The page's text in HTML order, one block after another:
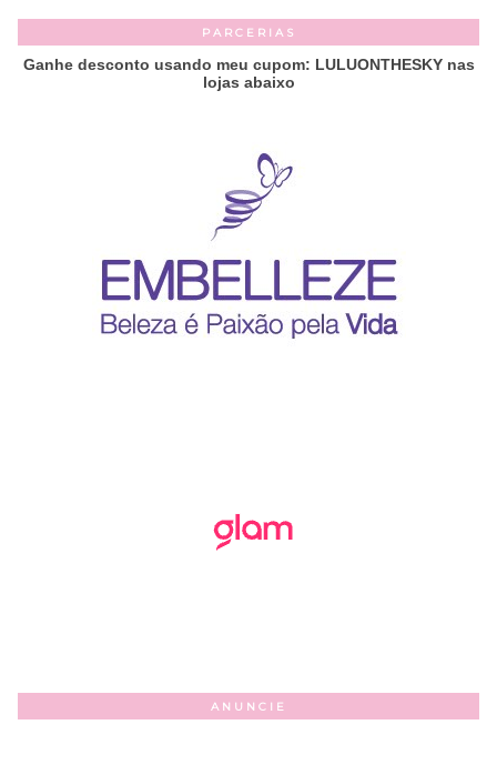
PARCERIAS
Ganhe desconto usando meu cupom: LULUONTHESKY nas
lojas abaixo
ANUNCIE